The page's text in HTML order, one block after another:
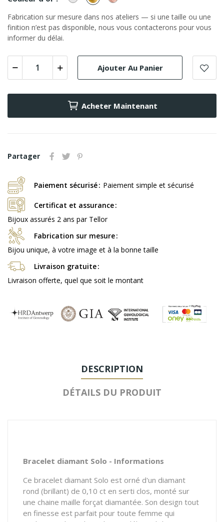
Blanc Jaune Rose
Fabrication sur mesure dans nos ateliers — si une taille ou une
finition n’est pas disponible, nous vous contacterons pour vous
informer du délai.
Ajouter Au Panier
Acheter Maintenant
Partager
Paiement sécurisé Paiement simple et sécurisé
Certificat et assurance
Bijoux assurés 2 ans par Tellor
Fabrication sur mesure
Bijou unique, à votre image et à la bonne taille
Livraison gratuite
Livraison offerte, quel que soit le montant
DESCRIPTION
DÉTAILS DU PRODUIT
Bracelet diamant Solo - Informations
Ce bracelet diamant Solo est orné d'un diamant
rond (brillant) de 0,10 ct en serti clos, monté sur
une chaine maille forçat diamantée. Son design tout
en finesse est parfait pour toute femme qui